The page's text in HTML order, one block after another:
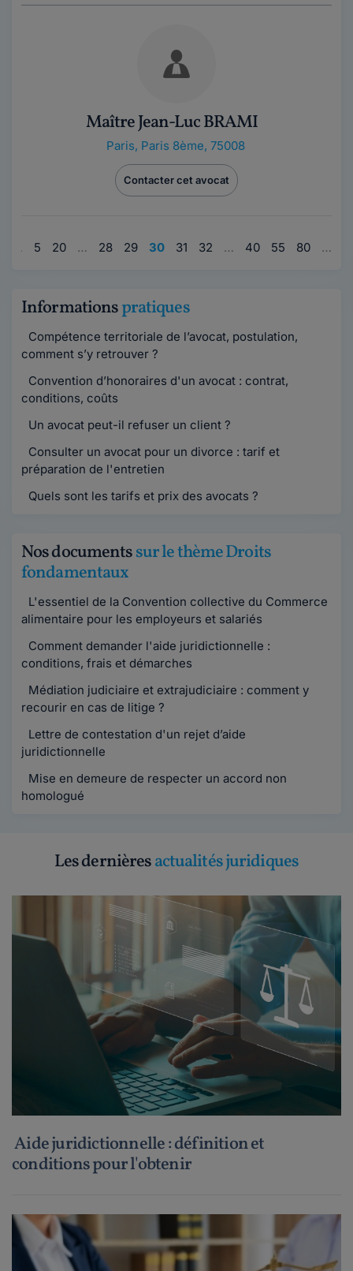
Maître Jean-Luc BRAMI
Paris, Paris 8ème, 75008
Contacter cet avocat
… 5 20 … 28 29 30 31 32 … 40 55 80 …
Informationspratiques
Compétence territoriale de l’avocat, postulation,
comment s’y retrouver ?
Convention d’honoraires d'un avocat : contrat,
conditions, coûts
Un avocat peut-il refuser un client ?
Consulter un avocat pour un divorce : tarif et
préparation de l'entretien
Quels sont les tarifs et prix des avocats ?
Nos documentssur le thème Droits
fondamentaux
L'essentiel de la Convention collective du Commerce
alimentaire pour les employeurs et salariés
Comment demander l'aide juridictionnelle :
conditions, frais et démarches
Médiation judiciaire et extrajudiciaire : comment y
recourir en cas de litige ?
Lettre de contestation d'un rejet d’aide
juridictionnelle
Mise en demeure de respecter un accord non
homologué
Les dernièresactualités juridiques
Aide juridictionnelle : définition et
conditions pour l'obtenir